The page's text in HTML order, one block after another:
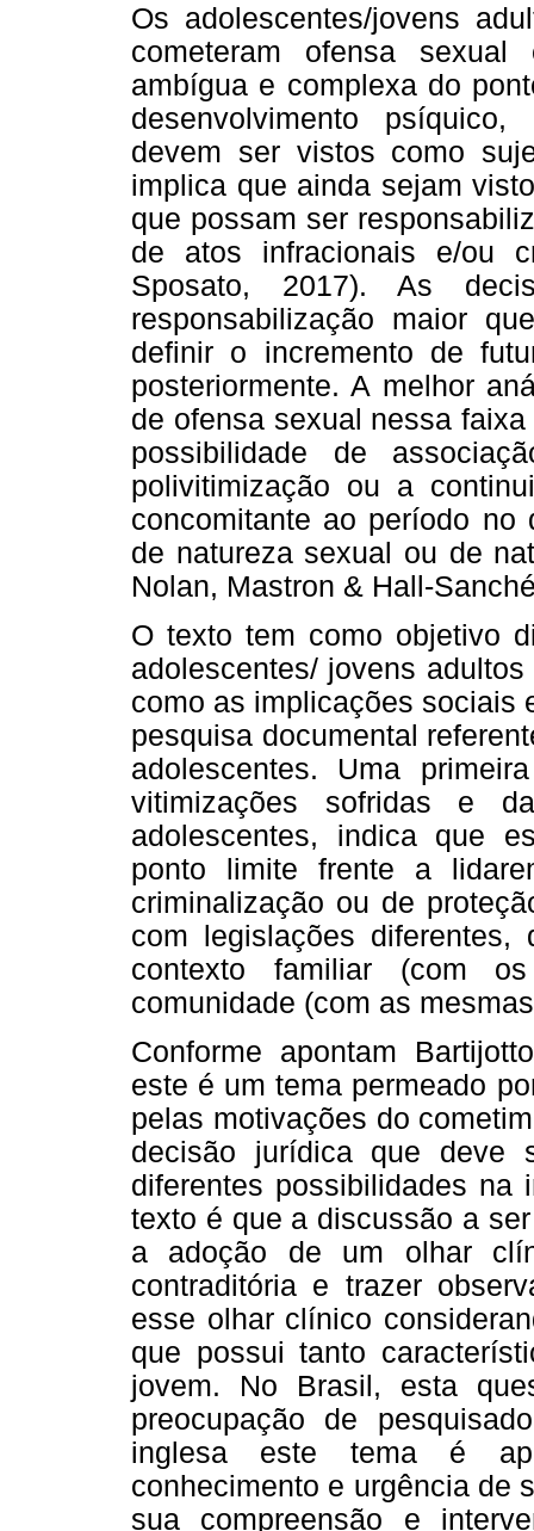
Os adolescentes/jovens
cometeram ofensa
ambígua e complexa do
desenvolvimento
devem ser vistos como
implica que ainda sejam
que possam ser
de atos infracionais e/ou
Sposato, 2017). As
responsabilização maior
definir o incremento de
posteriormente. A melhor
de ofensa sexual nessa
possibilidade de
polivitimização ou a
concomitante ao período
de natureza sexual ou de
Nolan, Mastron & Hall-
O texto tem como objetivo
adolescentes/ jovens
como as implicações sociais
pesquisa documental
adolescentes. Uma
vitimizações sofridas e
adolescentes, indica que
ponto limite frente a
criminalização ou de
com legislações diferentes,
contexto familiar (com
comunidade (com as
Conforme apontam
este é um tema permeado
pelas motivações do
decisão jurídica que deve
diferentes possibilidades na
texto é que a discussão a
a adoção de um olhar
contraditória e trazer
esse olhar clínico
que possui tanto
jovem. No Brasil, esta
preocupação de
inglesa este tema é
conhecimento e urgência de
sua compreensão e